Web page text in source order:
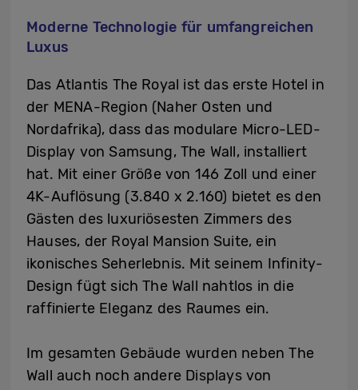
Moderne Technologie für umfangreichen
Luxus
Das Atlantis The Royal ist das erste Hotel in
der MENA-Region (Naher Osten und
Nordafrika), dass das modulare Micro-LED-
Display von Samsung, The Wall, installiert
hat. Mit einer Größe von 146 Zoll und einer
4K-Auflösung (3.840 x 2.160) bietet es den
Gästen des luxuriösesten Zimmers des
Hauses, der Royal Mansion Suite, ein
ikonisches Seherlebnis. Mit seinem Infinity-
Design fügt sich The Wall nahtlos in die
raffinierte Eleganz des Raumes ein.
Im gesamten Gebäude wurden neben The
Wall auch noch andere Displays von